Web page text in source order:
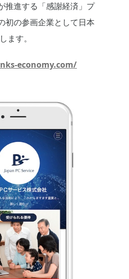
推進する「感謝経済」プ
初の参画企業として日本
ます。
economy.com/